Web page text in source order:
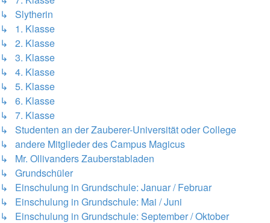
↳ Slytherin
↳ 1. Klasse
↳ 2. Klasse
↳ 3. Klasse
↳ 4. Klasse
↳ 5. Klasse
↳ 6. Klasse
↳ 7. Klasse
↳ Studenten an der Zauberer-Universität oder College
↳ andere Mitglieder des Campus Magicus
↳ Mr. Ollivanders Zauberstabladen
↳ Grundschüler
↳ Einschulung in Grundschule: Januar / Februar
↳ Einschulung in Grundschule: Mai / Juni
↳ Einschulung in Grundschule: September / Oktober